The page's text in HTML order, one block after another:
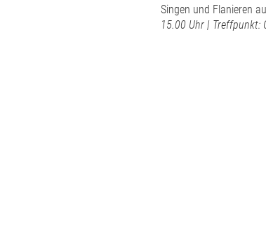
Singen und Flanieren
15.00 Uhr | Treffpunkt: